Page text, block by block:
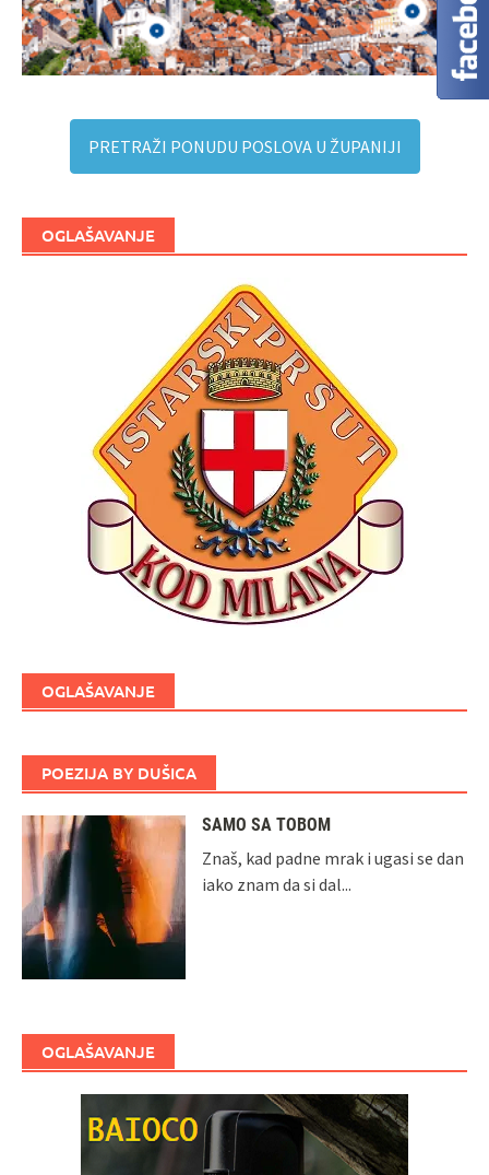
PRETRAŽI PONUDU POSLOVA U ŽUPANIJI
OGLAŠAVANJE
OGLAŠAVANJE
POEZIJA BY DUŠICA
SAMO SA TOBOM
Znaš, kad padne mrak i ugasi se dan
iako znam da si dal...
OGLAŠAVANJE